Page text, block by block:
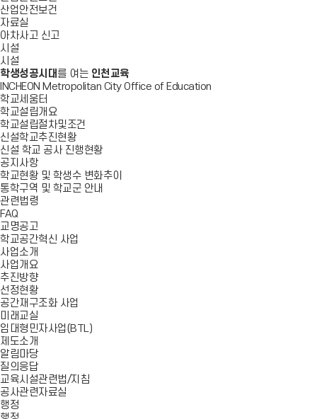
산업안전보건
자료실
아차사고 신고
시설
시설
학생성공시대 를 여는 인천교육
INCHEON Metropolitan City Office of Education
학교세움터
학교설립개요
학교설립절차및조건
신설학교추진현황
신설 학교 공사 진행현황
공지사항
학교현황 및 학생수 변화추이
통학구역 및 학교군 안내
관련법령
FAQ
교명공고
학교공간혁신 사업
사업소개
사업개요
추진방향
선정현황
공간재구조화 사업
미래교실
임대형민자사업(BTL)
제도소개
알림마당
질의응답
교육시설관련법/지침
공사관련자료실
행정